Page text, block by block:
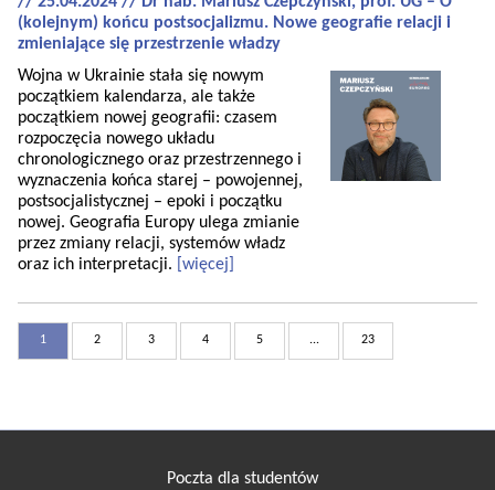
(kolejnym) końcu postsocjalizmu. Nowe geografie relacji i
zmieniające się przestrzenie władzy
Wojna w Ukrainie stała się nowym
początkiem kalendarza, ale także
początkiem nowej geografii: czasem
rozpoczęcia nowego układu
chronologicznego oraz przestrzennego i
wyznaczenia końca starej – powojennej,
postsocjalistycznej – epoki i początku
nowej. Geografia Europy ulega zmianie
przez zmiany relacji, systemów władz
oraz ich interpretacji.
[więcej]
1 2 3 4 5 ... 23
Poczta dla studentów